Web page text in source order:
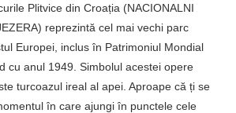
Plitvice din Croația (NACIONALNI
reprezintă cel mai vechi parc
Europei, inclus în Patrimoniul Mondial
cu anul 1949. Simbolul acestei opere
turcoazul ireal al apei. Aproape că ți se
în care ajungi în punctele cele